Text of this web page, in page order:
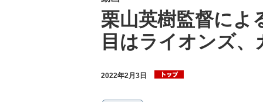
栗山英樹監督によ
目はライオンズ、
2022年2月3日